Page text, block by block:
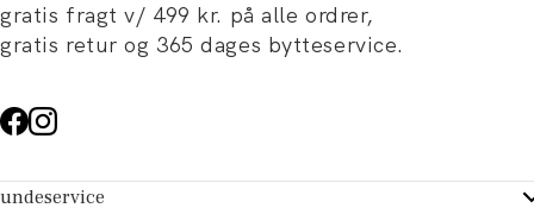
gratis fragt v/ 499 kr. på alle ordrer,
gratis retur og 365 dages bytteservice.